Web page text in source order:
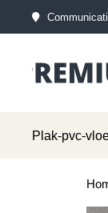
Plak-pvc-